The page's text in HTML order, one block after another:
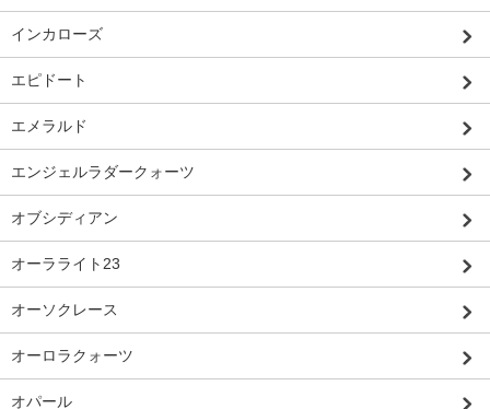
インカローズ
エピドート
エメラルド
エンジェルラダークォーツ
オブシディアン
オーラライト23
オーソクレース
オーロラクォーツ
オパール